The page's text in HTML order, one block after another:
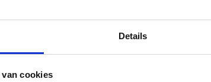
Details
cookies